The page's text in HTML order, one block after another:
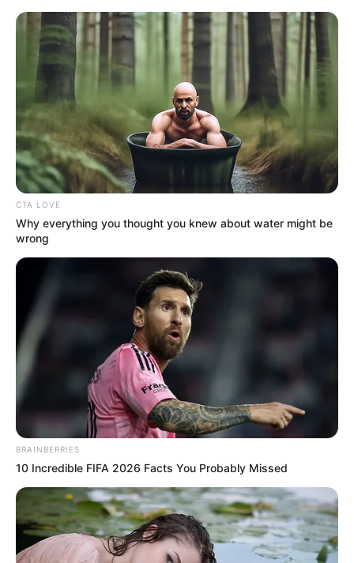
HOME
INSPIRASI
STYLE
FILM &
SERIES
NGAKAK
QUOTES
HYPE
MORE
CTA LOVE
Why everything you thought you knew about water might be
wrong
BRAINBERRIES
10 Incredible FIFA 2026 Facts You Probably Missed